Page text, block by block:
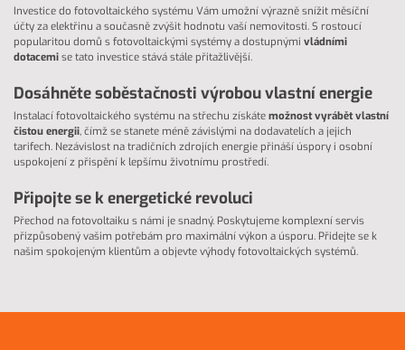
Investice do fotovoltaického systému Vám umožní výrazně snížit měsíční
účty za elektřinu a současně zvýšit hodnotu vaší nemovitosti. S rostoucí
popularitou domů s fotovoltaickými systémy a dostupnými vládními
dotacemise tato investice stává stále přitažlivější.
Dosáhněte soběstačnosti výrobou vlastní energie
Instalací fotovoltaického systému na střechu získátemožnost vyrábět vlastní
čistou energii, čímž se stanete méně závislými na dodavatelích a jejich
tarifech. Nezávislost na tradičních zdrojích energie přináší úspory i osobní
uspokojení z přispění k lepšímu životnímu prostředí.
Připojte se k energetické revoluci
Přechod na fotovoltaiku s námi je snadný. Poskytujeme komplexní servis
přizpůsobený vašim potřebám pro maximální výkon a úsporu. Přidejte se k
našim spokojeným klientům a objevte výhody fotovoltaických systémů.